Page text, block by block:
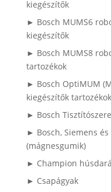
kiegészítők
► Bosch MUMS6
kiegészítők
► Bosch MUMS8
tartozékok
► Bosch OptiMUM
kiegészítők tartozékok
► Bosch
► Bosch, Siemens
(mágnesgumik)
► Champion
► Csapágyak